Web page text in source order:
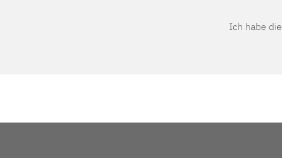
Ich habe die